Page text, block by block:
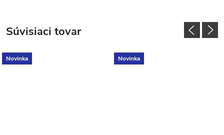
Súvisiaci tovar
Novinka Novinka